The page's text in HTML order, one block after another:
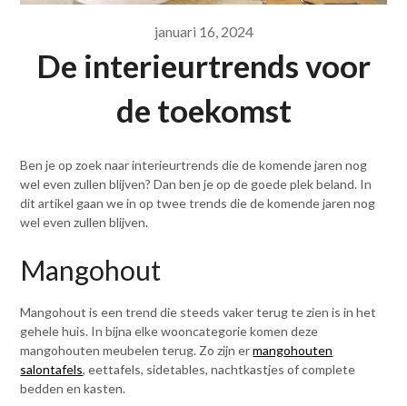
januari 16, 2024
De interieurtrends voor
de toekomst
Ben je op zoek naar interieurtrends die de komende jaren nog
wel even zullen blijven? Dan ben je op de goede plek beland. In
dit artikel gaan we in op twee trends die de komende jaren nog
wel even zullen blijven.
Mangohout
Mangohout is een trend die steeds vaker terug te zien is in het
gehele huis. In bijna elke wooncategorie komen deze
mangohouten meubelen terug. Zo zijn ermangohouten
salontafels, eettafels, sidetables, nachtkastjes of complete
bedden en kasten.